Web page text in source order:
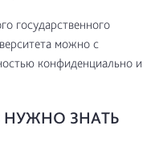
государственного
можно с
конфиденциально и
ЗНАТЬ